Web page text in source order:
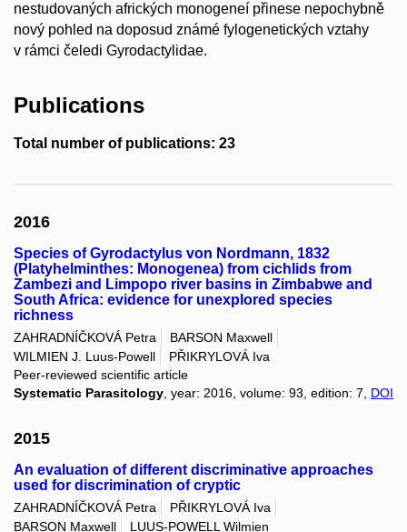
nestudovaných afrických monogeneí přinese nepochybně
nový pohled na doposud známé fylogenetických vztahy
v rámci čeledi Gyrodactylidae.
Publications
Total number of publications: 23
2016
Species of Gyrodactylus von Nordmann, 1832
(Platyhelminthes: Monogenea) from cichlids from
Zambezi and Limpopo river basins in Zimbabwe and
South Africa: evidence for unexplored species
richness
ZAHRADNÍČKOVÁ Petra
BARSON Maxwell
WILMIEN J. Luus-Powell
PŘIKRYLOVÁ Iva
Peer-reviewed scientific article
Systematic Parasitology, year: 2016, volume: 93, edition: 7, DOI
2015
An evaluation of different discriminative approaches
used for discrimination of cryptic
ZAHRADNÍČKOVÁ Petra
PŘIKRYLOVÁ Iva
BARSON Maxwell
LUUS-POWELL Wilmien